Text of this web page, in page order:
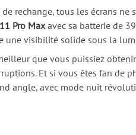
rechange, tous les écrans
Pro Maxavec sa batterie de
une visibilité solide sous la
que vous puissiez
Et si vous êtes fan de
angle, avec mode nuit